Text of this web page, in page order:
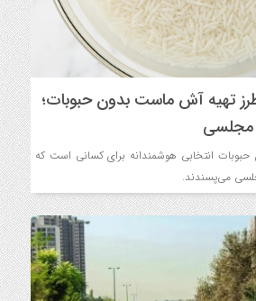
تهیه آش ماست بدون حبوبات؛
انتخابی هوشمندانه برای کسانی است که
می‌پسندند.